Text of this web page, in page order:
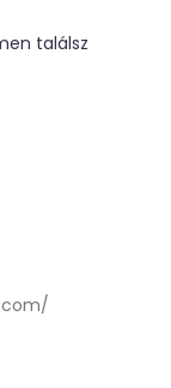
találsz